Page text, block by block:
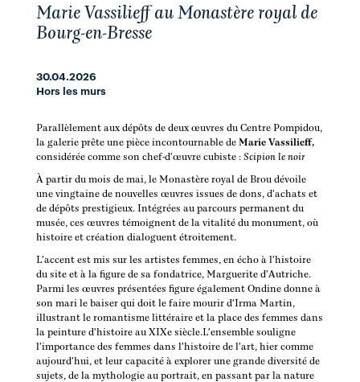
Marie Vassilieff au Monastère royal de
Bourg-en-Bresse
30.04.2026
Hors les murs
Parallèlement aux dépôts de deux œuvres du Centre Pompidou,
la galerie prête une pièce incontournable de Marie Vassilieff,
considérée comme son chef-d'œuvre cubiste : Scipion le noir
À partir du mois de mai, le Monastère royal de Brou dévoile
une vingtaine de nouvelles œuvres issues de dons, d'achats et
de dépôts prestigieux. Intégrées au parcours permanent du
musée, ces œuvres témoignent de la vitalité du monument, où
histoire et création dialoguent étroitement.
L'accent est mis sur les artistes femmes, en écho à l'histoire
du site et à la figure de sa fondatrice, Marguerite d'Autriche.
Parmi les œuvres présentées figure également Ondine donne à
son mari le baiser qui doit le faire mourir d'Irma Martin,
illustrant le romantisme littéraire et la place des femmes dans
la peinture d'histoire au XIXe siècle.L'ensemble souligne
l'importance des femmes dans l'histoire de l'art, hier comme
aujourd'hui, et leur capacité à explorer une grande diversité de
sujets, de la mythologie au portrait, en passant par la nature